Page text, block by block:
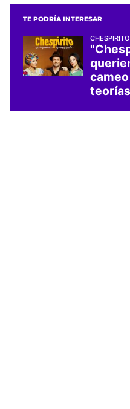
TE PODRÍA INTERESAR
CHESPIRITO